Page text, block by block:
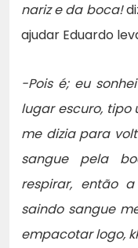
nariz e da boca!
ajudar Eduardo
-Pois é; eu
lugar escuro, tipo
me dizia para
sangue pela
respirar, então
saindo sangue
empacotar logo,